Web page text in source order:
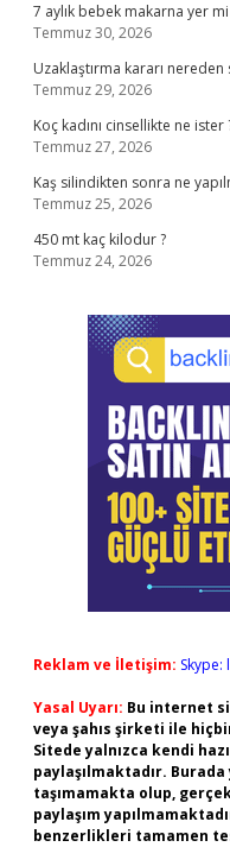
7 aylık bebek makarna yer mi
Temmuz 30, 2026
Uzaklaştırma kararı nereden
Temmuz 29, 2026
Koç kadını cinsellikte ne ister
Temmuz 27, 2026
Kaş silindikten sonra ne
Temmuz 25, 2026
450 mt kaç kilodur ?
Temmuz 24, 2026
Reklam ve İletişim: Skype:
Yasal Uyarı: Bu internet
veya şahıs şirketi ile
Sitede yalnızca kendi
paylaşılmaktadır.
taşımamakta olup,
paylaşım
benzerlikleri tamamen